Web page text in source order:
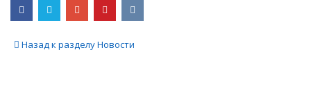
Назад к разделу Новости